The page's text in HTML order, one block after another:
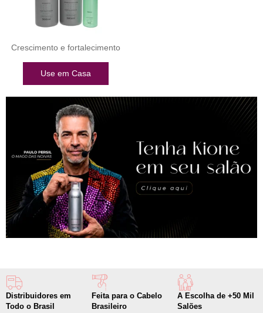
Crescimento e fortalecimento
Use em Casa
Distribuidores em
Todo o Brasil
Feita para o Cabelo
Brasileiro
A Escolha de +50 Mil
Salões